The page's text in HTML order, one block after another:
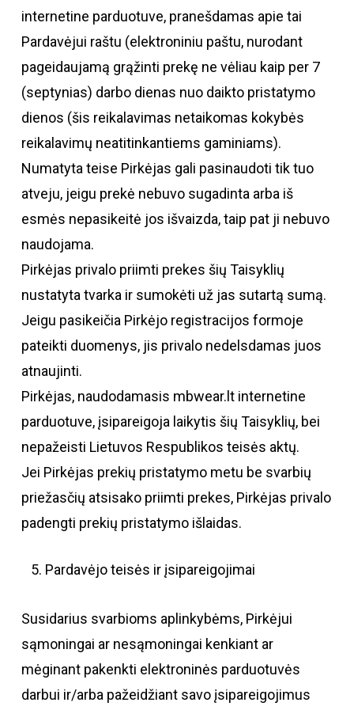
internetine parduotuve, pranešdamas apie tai
Pardavėjui raštu (elektroniniu paštu, nurodant
pageidaujamą grąžinti prekę ne vėliau kaip per 7
(septynias) darbo dienas nuo daikto pristatymo
dienos (šis reikalavimas netaikomas kokybės
reikalavimų neatitinkantiems gaminiams).
Numatyta teise Pirkėjas gali pasinaudoti tik tuo
atveju, jeigu prekė nebuvo sugadinta arba iš
esmės nepasikeitė jos išvaizda, taip pat ji nebuvo
naudojama.
Pirkėjas privalo priimti prekes šių Taisyklių
nustatyta tvarka ir sumokėti už jas sutartą sumą.
Jeigu pasikeičia Pirkėjo registracijos formoje
pateikti duomenys, jis privalo nedelsdamas juos
atnaujinti.
Pirkėjas, naudodamasis mbwear.lt internetine
parduotuve, įsipareigoja laikytis šių Taisyklių, bei
nepažeisti Lietuvos Respublikos teisės aktų.
Jei Pirkėjas prekių pristatymo metu be svarbių
priežasčių atsisako priimti prekes, Pirkėjas privalo
padengti prekių pristatymo išlaidas.
Pardavėjo teisės ir įsipareigojimai
Susidarius svarbioms aplinkybėms, Pirkėjui
sąmoningai ar nesąmoningai kenkiant ar
mėginant pakenkti elektroninės parduotuvės
darbui ir/arba pažeidžiant savo įsipareigojimus